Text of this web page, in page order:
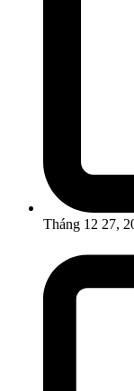
Tháng 12 27,